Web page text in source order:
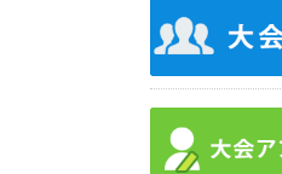
大会ボランティア募集
マラソンフェスティバル飲